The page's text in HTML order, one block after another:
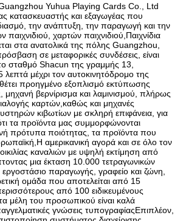
Yuhua Playing Cards Co., Ltd
κατασκευαστής και εξαγωγέας που
την ανάπτυξη, την παραγωγή και την
χαρτών παιχνιδιού,Παιχνίδια
στα ανατολικά της πόλης Guangzhou,
σε μεταφορικές συνδέσεις, είναι
σταθμό Shacun της γραμμής 13,
μέχρι τον αυτοκινητόδρομο της
προηγμένο εξοπλισμό εκτύπωσης
βερνίρισμα και λαμινισμού, πλήρως
καρτών,καθώς και μηχανές
κιβωτίων με σκληρή επιφάνεια, για
τα προϊόντα μας συμμορφώνονται
πρότυπα ποιότητας, τα προϊόντα που
αμερικανική αγορά και σε όλο τον
καναλιών με υψηλή εκτίμηση από
μια έκταση 10.000 τετραγωνικών
παραγωγής, γραφείο και ζώνη,
ομάδα που αποτελείται από 15
από 100 ειδικευμένους
μέλη του προσωπικού είναι καλά
γνώσεις τυπογραφίαςΕπιπλέον,